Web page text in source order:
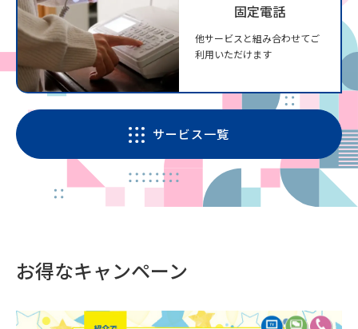
固定電話
他サービスと組み合わせてご
利用いただけます
サービス一覧
お得なキャンペーン